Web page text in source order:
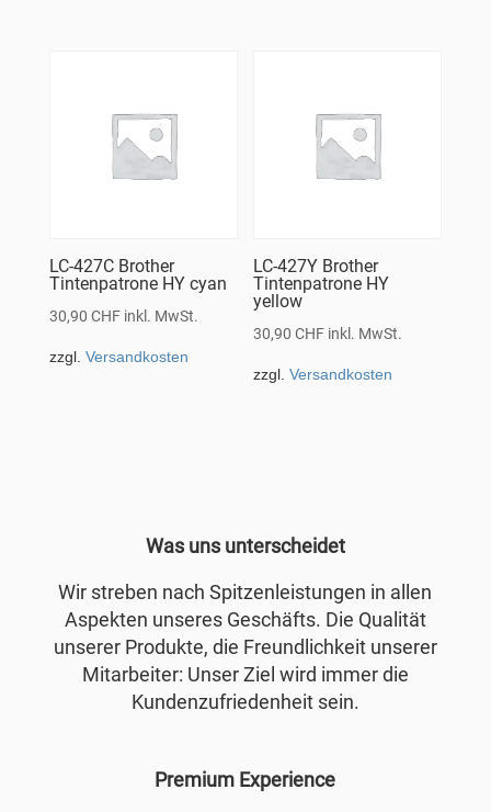
LC-427C Brother
Tintenpatrone HY cyan
30,90 CHF inkl. MwSt.
zzgl. Versandkosten
LC-427Y Brother
Tintenpatrone HY
yellow
30,90CHF inkl. MwSt.
zzgl.Versandkosten
Was uns unterscheidet
Wir streben nach Spitzenleistungen in allen
Aspekten unseres Geschäfts. Die Qualität
unserer Produkte, die Freundlichkeit unserer
Mitarbeiter: Unser Ziel wird immer die
Kundenzufriedenheit sein.
Premium Experience